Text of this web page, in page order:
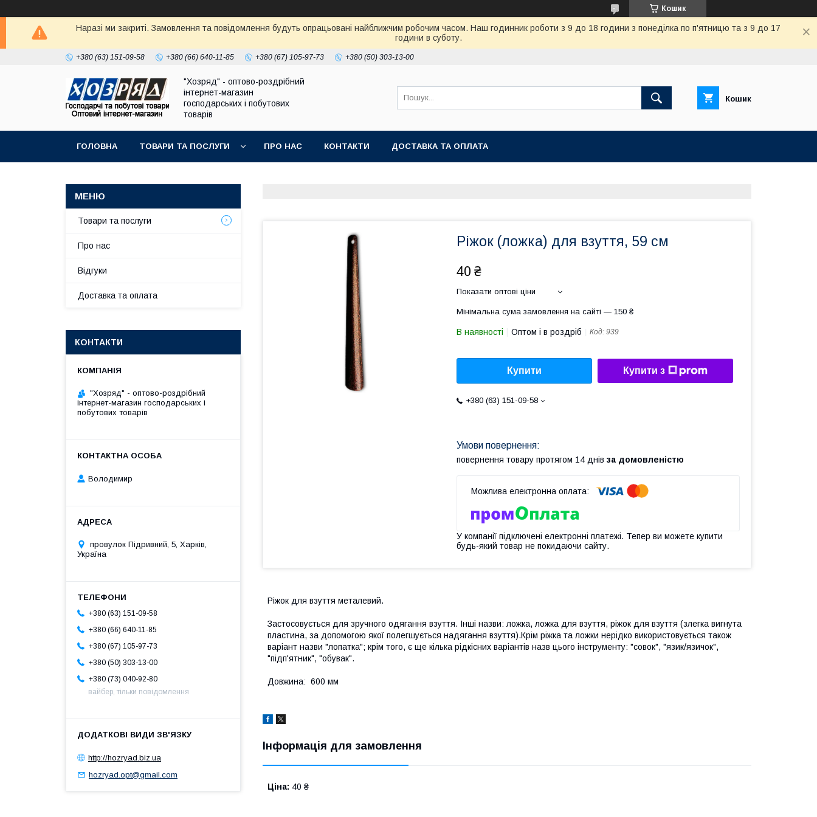
Кошик
Наразі ми закриті. Замовлення та повідомлення будуть опрацьовані найближчим робочим часом. Наш годинник роботи з 9 до 18 години з понеділка по п'ятницю та з 9 до 17
години в суботу.
+380 (63) 151-09-58 +380 (66) 640-11-85 +380 (67) 105-97-73 +380 (50) 303-13-00
"Хозряд" - оптово-роздрібний
інтернет-магазин
господарських і побутових
товарів
Кошик
ГОЛОВНА ТОВАРИ ТА ПОСЛУГИ ПРО НАС КОНТАКТИ ДОСТАВКА ТА ОПЛАТА
Ріжок (ложка) для взуття, 59 см
40 ₴
Показати оптові ціни
Мінімальна сума замовлення на сайті — 150 ₴
В наявності Оптом і в роздріб Код: 939
Купити Купити з
+380 (63) 151-09-58
повернення товару протягом 14 днів за домовленістю
У компанії підключені електронні платежі. Тепер ви можете купити
будь-який товар не покидаючи сайту.
Ріжок для взуття металевий.
Застосовується для зручного одягання взуття. Інші назви: ложка, ложка для взуття, ріжок для взуття (злегка вигнута
пластина, за допомогою якої полегшується надягання взуття).Крім ріжка та ложки нерідко використовується також
варіант назви "лопатка"; крім того, є ще кілька рідкісних варіантів назв цього інструменту: "совок", "язик/язичок",
"підп'ятник", "обувак".
Довжина: 600 мм
Інформація для замовлення
Ціна: 40 ₴
Товари та послуги
Про нас
Відгуки
Доставка та оплата
КОНТАКТИ
"Хозряд" - оптово-роздрібний
інтернет-магазин господарських і
побутових товарів
Володимир
провулок Підривний, 5, Харків,
Україна
+380 (63) 151-09-58
+380 (66) 640-11-85
+380 (67) 105-97-73
+380 (50) 303-13-00
+380 (73) 040-92-80
вайбер, тільки повідомлення
http://hozryad.biz.ua
hozryad.opt@gmail.com